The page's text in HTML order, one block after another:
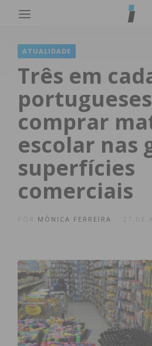
ATUALIDADE
Três em
comprar
escolar nas
superfícies
comerciais
MÓNICA FERREIRA 27 DE